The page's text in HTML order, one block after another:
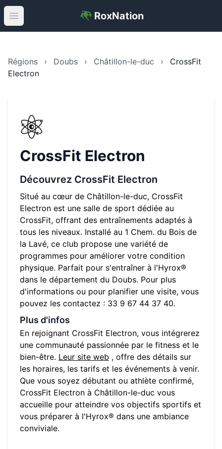
Open main menu RoxNation
Régions › Doubs › Châtillon-le-duc ›
CrossFit
Electron
CrossFit Electron
Découvrez CrossFit Electron
Situé au cœur de Châtillon-le-duc, CrossFit
Electron est une salle de sport dédiée au
CrossFit, offrant des entraînements adaptés à
tous les niveaux. Installé au 1 Chem. du Bois de
la Lavé, ce club propose une variété de
programmes pour améliorer votre condition
physique. Parfait pour s'entraîner à l'Hyrox®
dans le département du Doubs. Pour plus
d'informations ou pour planifier une visite, vous
pouvez les contactez : 33 9 67 44 37 40.
Plus d'infos
En rejoignant CrossFit Electron, vous intégrerez
une communauté passionnée par le fitness et le
bien-être. Leur site web , offre des détails sur
les horaires, les tarifs et les événements à venir.
Que vous soyez débutant ou athlète confirmé,
CrossFit Electron à Châtillon-le-duc vous
accueille pour atteindre vos objectifs sportifs et
vous préparer à l'Hyrox® dans une ambiance
conviviale.